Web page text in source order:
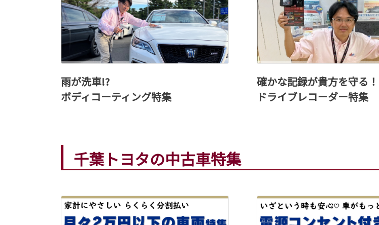
雨が洗車!?
ボディコーティング特集
確かな記録が貴方を守る！
ドライブレコーダー特集
千葉トヨタの中古車特集